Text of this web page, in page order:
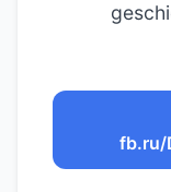
fb.ru/